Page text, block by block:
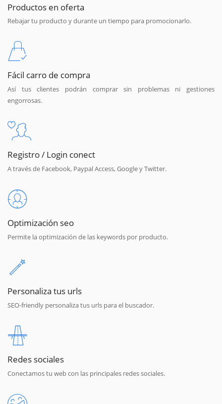
Productos en oferta
Rebajar tu producto y durante un tiempo para promocionarlo.
Fácil carro de compra
Así tus clientes podrán comprar sin problemas ni gestiones
engorrosas.
Registro / Login conect
A través de Facebook, Paypal Access, Google y Twitter.
Optimización seo
Permite la optimización de las keywords por producto.
Personaliza tus urls
SEO-friendly personaliza tus urls para el buscador.
Redes sociales
Conectamos tu web con las principales redes sociales.